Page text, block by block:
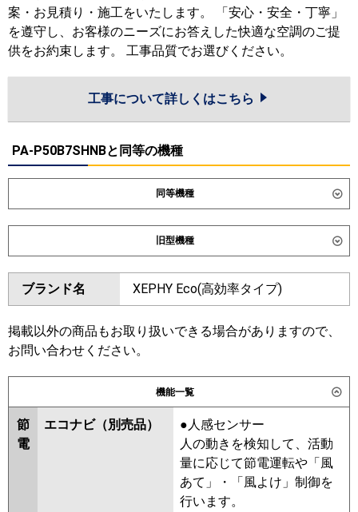
案・お見積り・施工をいたします。 「安心・安全・丁寧」
を遵守し、お客様のニーズにお答えした快適な空調のご提
供をお約束します。 工事品質でお選びください。
工事について詳しくはこちら
PA-P50B7SHNBと同等の機種
同等機種
ダイキン SZRV50CV
東芝 GFSA05013JBU
三菱電機 PSZ-ERMP50SK6
日立 RPV-GP50RSHJ6
三菱重工 FDFV506HK5SB
PA-P50B7SHNC
旧型機種
ダイキン SZRV50BZV SZRV50BYV
SZRV50BJV SZRV50BFV
SZRV50BCV
東芝 RFSA05033JBU
RFSA05033JB
PSZ-ERMP50SK5
ERMP50SK4
PSZ-ERMP50SK2
PSZ-
ERMP50SKZ PSZ-ERMP50SKY
PSZ-ERMP50SKV PSZ-
ERMP50SKR
ブランド名 XEPHY Eco(高効率タイプ)
掲載以外の商品もお取り扱いできる場合がありますので、
お問い合わせください。
機能一覧
節
電
エコナビ（別売品）
●人感センサー
人の動きを検知して、活動
量に応じて節電運転や「風
あて」・「風よけ」制御を
行います。